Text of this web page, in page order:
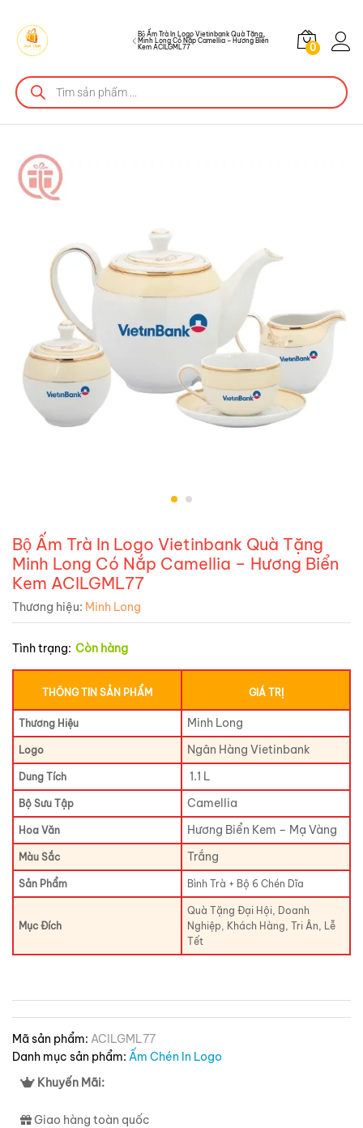
Bộ Ấm Trà In Logo Vietinbank Quà Tặng
Minh Long Có Nắp Camellia – Hương Biển
Kem ACILGML77
0
Bộ Ấm Trà In Logo Vietinbank Quà Tặng
Minh Long Có Nắp Camellia – Hương Biển
Kem ACILGML77
Thương hiệu: Minh Long
Tình trạng: Còn hàng
THÔNG TIN SẢN PHẨM GIÁ TRỊ
Thương Hiệu Minh Long
Logo Ngân Hàng Vietinbank
Dung Tích 1.1 L
Bộ Sưu Tập Camellia
Hoa Văn Hương Biển Kem – Mạ Vàng
Màu Sắc Trắng
Sản Phẩm Bình Trà + Bộ 6 Chén Dĩa
Mục Đích
Quà Tặng Đại Hội, Doanh
Nghiệp, Khách Hàng, Tri Ân, Lễ
Tết
Mã sản phẩm: ACILGML77
Danh mục sản phẩm: Ấm Chén In Logo
Khuyến Mãi:
Giao hàng toàn quốc
Mô tả sản phẩm